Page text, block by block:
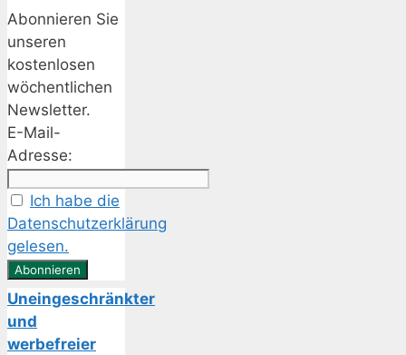
Abonnieren Sie
unseren
kostenlosen
wöchentlichen
Newsletter.
E-Mail-
Adresse:
Ich habe die
Datenschutzerklärung
gelesen.
Uneingeschränkter
und
werbefreier